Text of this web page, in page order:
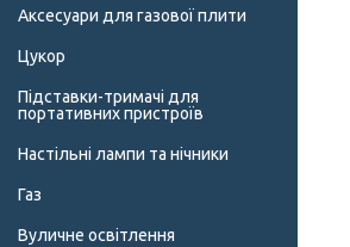
Аксесуари для газової плити
Цукор
Підставки-тримачі для
портативних пристроїв
Настільні лампи та нічники
Газ
Вуличне освітлення